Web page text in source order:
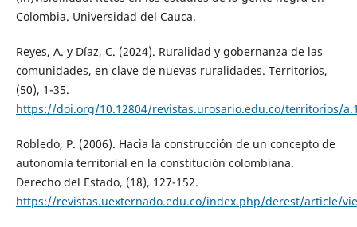
Colombia. Universidad del Cauca.
Reyes, A. y Díaz, C. (2024). Ruralidad y gobernanza de las
comunidades, en clave de nuevas ruralidades. Territorios,
(50), 1-35.
https://doi.org/10.12804/revistas.urosario.edu.co/territorios/
Robledo, P. (2006). Hacia la construcción de un concepto de
autonomía territorial en la constitución colombiana.
Derecho del Estado, (18), 127-152.
https://revistas.uexternado.edu.co/index.php/derest/article/